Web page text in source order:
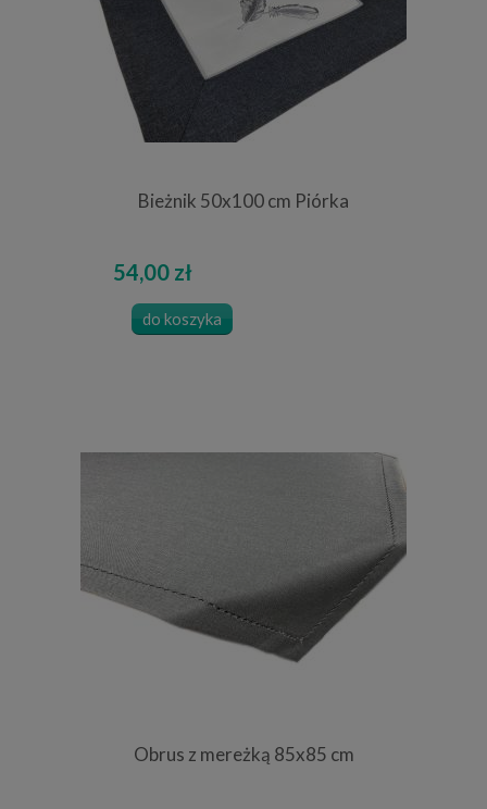
Bieżnik 50x100 cm Piórka
54,00 zł
do koszyka
Obrus z mereżką 85x85 cm